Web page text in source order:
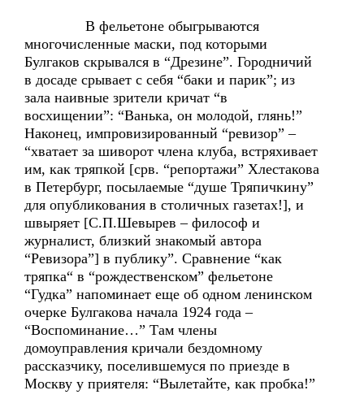
В фельетоне обыгрываются
многочисленные маски, под которыми
Булгаков скрывался в “Дрезине”. Городничий
в досаде срывает с себя “баки и парик”; из
зала наивные зрители кричат “в
восхищении”: “Ванька, он молодой, глянь!”
Наконец, импровизированный “ревизор” –
“хватает за шиворот члена клуба, встряхивает
им, как тряпкой [срв. “репортажи” Хлестакова
в Петербург, посылаемые “душе Тряпичкину”
для опубликования в столичных газетах!], и
швыряет [С.П.Шевырев – философ и
журналист, близкий знакомый автора
“Ревизора”] в публику”. Сравнение “как
тряпка“ в “рождественском” фельетоне
“Гудка” напоминает еще об одном ленинском
очерке Булгакова начала 1924 года –
“Воспоминание…” Там члены
домоуправления кричали бездомному
рассказчику, поселившемуся по приезде в
Москву у приятеля: “Вылетайте, как пробка!”